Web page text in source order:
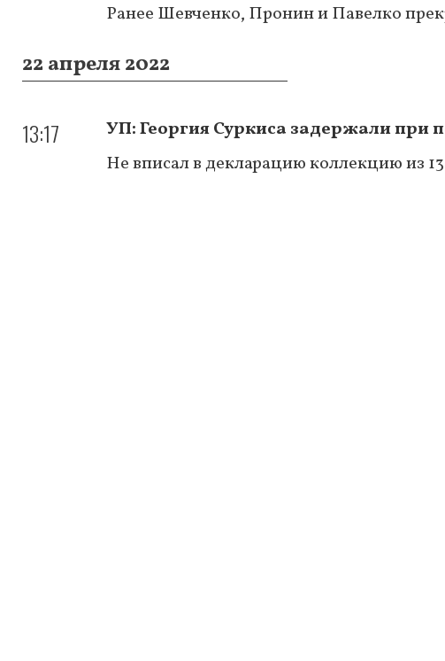
Ранее Шевченко, Пронин и Павелко
22 апреля 2022
13:17
УП: Георгия Суркиса задержали при
Не вписал в декларацию коллекцию из